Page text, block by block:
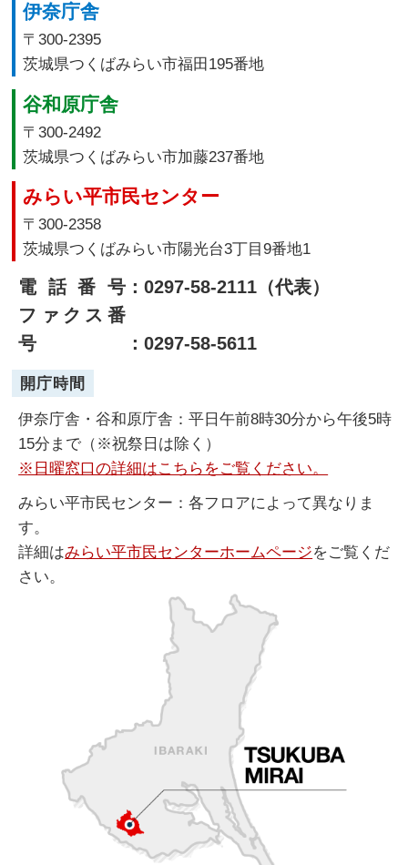
伊奈庁舎
〒300-2395
茨城県つくばみらい市福田195番地
谷和原庁舎
〒300-2492
茨城県つくばみらい市加藤237番地
みらい平市民センター
〒300-2358
茨城県つくばみらい市陽光台3丁目9番地1
電話番号：0297-58-2111（代表）
ファクス番
号
：0297-58-5611
開庁時間
伊奈庁舎・谷和原庁舎：平日午前8時30分から午後5時
15分まで（※祝祭日は除く）
※日曜窓口の詳細はこちらをご覧ください。
みらい平市民センター：各フロアによって異なりま
す。
詳細はみらい平市民センターホームページをご覧くだ
さい。